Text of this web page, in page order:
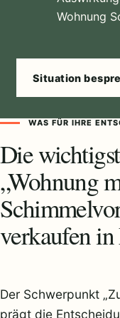
Wohnung
Situation
WAS FÜR IHRE
Die
„Wohnung
verkaufen
Der Schwerpunkt
prägt die